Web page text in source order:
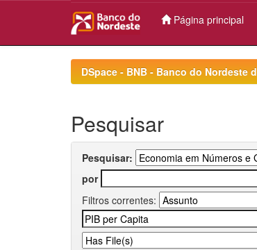
Página principal
DSpace - BNB - Banco do Nordeste
Pesquisar
Pesquisar:
por
Filtros correntes: